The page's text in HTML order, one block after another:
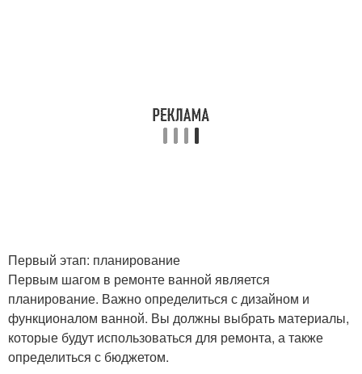
Первый этап: планирование
Первым шагом в ремонте ванной является
планирование. Важно определиться с дизайном и
функционалом ванной. Вы должны выбрать материалы,
которые будут использоваться для ремонта, а также
определиться с бюджетом.